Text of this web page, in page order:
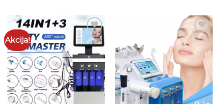
Akcija!
Add to
wishlist
Add to
wishlist